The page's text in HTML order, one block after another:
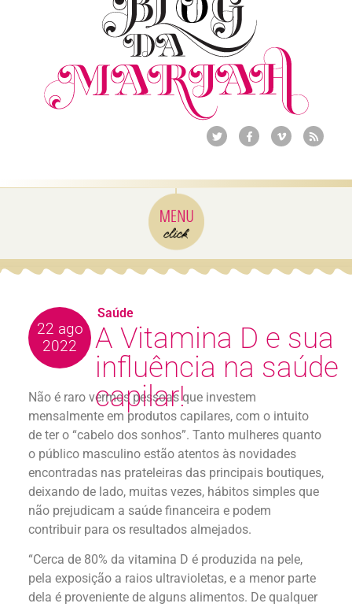
22 ago
2022
A Vitamina D e sua
influência na saúde
capilar!
Não é raro vermos pessoas que investem
mensalmente em produtos capilares, com o intuito
de ter o “cabelo dos sonhos”. Tanto mulheres quanto
o público masculino estão atentos às novidades
encontradas nas prateleiras das principais boutiques,
deixando de lado, muitas vezes, hábitos simples que
não prejudicam a saúde financeira e podem
contribuir para os resultados almejados.
“Cerca de 80% da vitamina D é produzida na pele,
pela exposição a raios ultravioletas, e a menor parte
dela é proveniente de alguns alimentos. De qualquer
Saúde